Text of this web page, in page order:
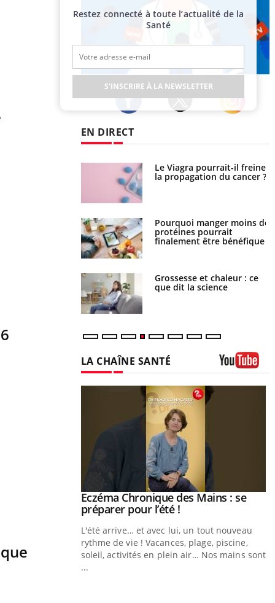
EN DIRECT
Le Viagra pourrait-il freiner
la propagation du cancer ?
Pourquoi manger moins de
protéines pourrait
finalement être bénéfique
Grossesse et chaleur : ce
que dit la science
LA CHAÎNE SANTÉ
les soignants.
Youtube
Eczéma Chronique des Mains : se
préparer pour l’été !Youtube
L'été arrive… et avec lui, un tout nouveau
rythme de vie ! Vacances, plage, piscine,
soleil, activités en plein air… Nos mains sont
...
Restez connecté à toute l’actualité de la
Santé
S'INSCRIRE À LA NEWSLETTER